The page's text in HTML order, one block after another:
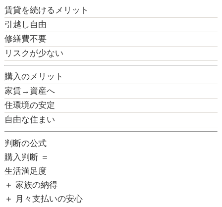
賃貸を続けるメリット
引越し自由
修繕費不要
リスクが少ない
購入のメリット
家賃→資産へ
住環境の安定
自由な住まい
判断の公式
購入判断 ＝
生活満足度
＋ 家族の納得
＋ 月々支払いの安心